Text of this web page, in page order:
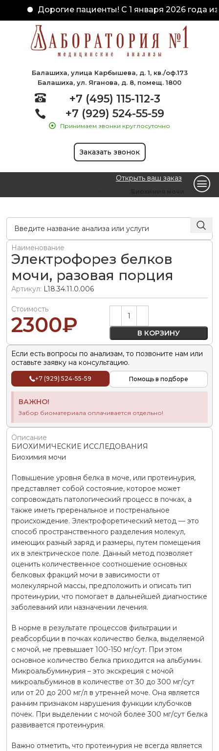
Дорогие пациенты! С 1 января 2026 года
Балашиха, улица Карбышева, д. 1, кв./оф.173
Балашиха, ул. Яганова, д. 8, помещ. 1800
+7 (495) 115-112-3
+7 (929) 524-55-59
Принимаем звонки круглосуточно
Заказать звонок
Открыть ваш заказ
Наименование
Электрофорез белков
мочи, разовая порция
Артикул: L18.34.11.0.006
Стоимость
2300₽ В КОРЗИНУ
Alternative:
Если есть вопросы по анализам, то позвоните нам или
оставьте заявку на консультацию.
+7 (929) 524-55-59 Помощь в подборе
ВАЖНО!
Забор биоматериала оплачивается отдельно!
Описание
БИОХИМИЧЕСКИЕ ИССЛЕДОВАНИЯ
Биохимия мочи
Повышение уровня белка в моче, или протеинурия,
представляет собой состояние, которое может
сопровождать патологический процесс в почках, а
также иметь преренальное и постренальное
происхождение. Электрофоретический метод — это
способ пространственного разделения молекул,
имеющих разный заряд и размеры, путем помещения
их в электрическое поле. Данный метод позволяет
оценить количественное соотношение основных
белковых фракций мочи в зависимости от
молекулярной массы, предположить и описать тип
протеинурии, что помогает в дальнейшей диагностике
заболеваний или назначении лечения.
В норме в результате процессов фильтрации и
реабсорбции в почках количество белка, выделяемой
с мочой, не превышает 100-150 мг/сут. При этом
основное количество белка приходится на альбумин.
Микроальбуминурия – это экскреция с мочой
микроальбуминов в количестве от 30 до 300 мг/сут
или от 20 до 200 мг/л в утренней моче. Она является
ранним признаком нарушения функции клубочков
почек. При выделении с мочой более 300 мг/сут белка
развивается протеинурия.
Важно отметить, что протеинурия не всегда является